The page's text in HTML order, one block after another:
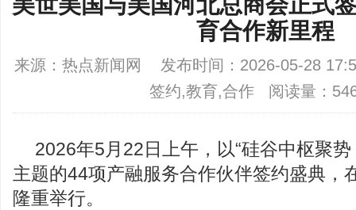
育合作新里程
来源：热点新闻网 发布时间：2026-05-28
签约,教育,合作 阅读量：
2026年5月22日上午，以“硅谷中枢聚
主题的44项产融服务合作伙伴签约盛典，
隆重举行。